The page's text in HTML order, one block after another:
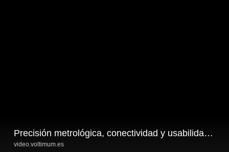
Precisión metrológica, conectividad y usabilidad en la recarga urbana en AC.
video.voltimum.es